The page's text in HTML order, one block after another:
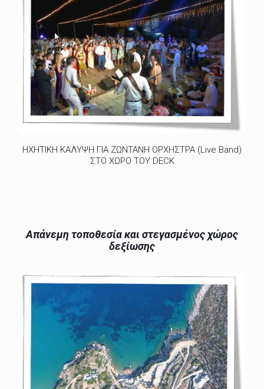
ΗΧΗΤΙΚΗ ΚΑΛΥΨΗ ΓΙΑ ΖΩΝΤΑΝΗ ΟΡΧΗΣΤΡΑ (Live Band)
ΣΤΟ ΧΩΡΟ ΤΟΥ DECK
Απάνεμη τοποθεσία και στεγασμένος χώρος
δεξίωσης